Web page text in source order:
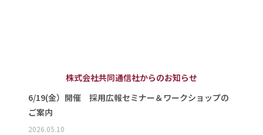
株式会社共同通信社からのお知らせ
6/19(金）開催 採用広報セミナー＆ワークショップの
ご案内
2026.05.10